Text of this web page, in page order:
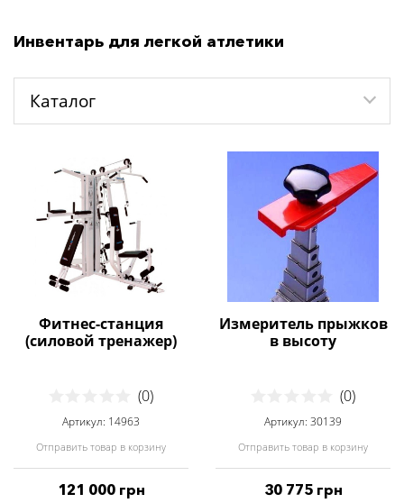
Инвентарь для легкой атлетики
Каталог
Фитнес-станция
(силовой тренажер)
(0)
Артикул: 14963
Отправить товар в корзину
121 000 грн
Измеритель прыжков
в высоту
(0)
Артикул: 30139
Отправить товар в корзину
30 775 грн